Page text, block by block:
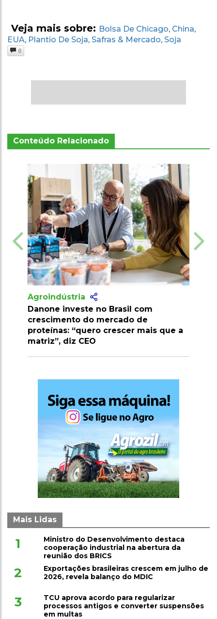
Veja mais sobre: Bolsa De Chicago, China,
EUA, Plantio De Soja, Safras & Mercado, Soja
0
Conteúdo Relacionado
Agroindústria
Pesquisa desenvolve palma
resistente a pragas e amplia potencial
econômico
Mais Lidas
1
Ministro do Desenvolvimento destaca
cooperação industrial na abertura da
reunião dos BRICS
2
Exportações brasileiras crescem em julho de
2026, revela balanço do MDIC
3
TCU aprova acordo para regularizar
processos antigos e converter suspensões
em multas